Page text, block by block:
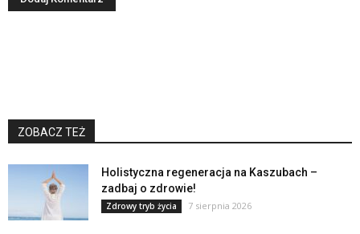
ZOBACZ TEŻ
Holistyczna regeneracja na Kaszubach –
zadbaj o zdrowie!
Zdrowy tryb życia 7 sierpnia 2026